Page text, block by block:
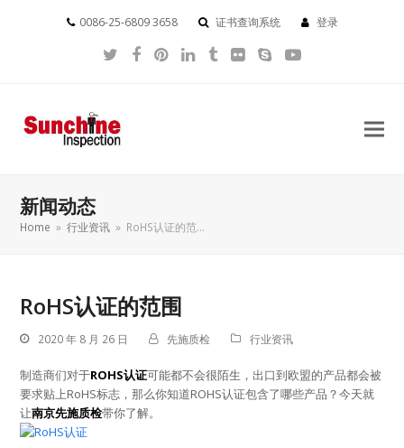
0086-25-6809 3658 证书查询系统 登录
Twitter
Facebook
Pinterest
LinkedIn
Tumblr
FlickrSkypeYouTube
新闻动态
Home » 行业资讯 » RoHS认证的范…
RoHS认证的范围
2020 年 8 月 26 日 先施质检 行业资讯
制造商们对于ROHS认证可能都不会很陌生，出口到欧盟的产品都会被
要求贴上RoHS标志，那么你知道ROHS认证包含了哪些产品？今天就
让南京先施质检带你了解。